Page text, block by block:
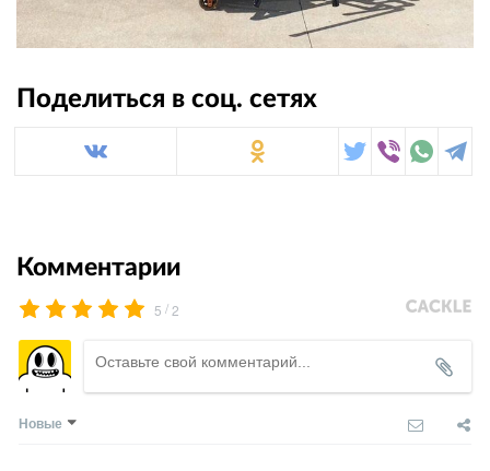
Поделиться в соц. сетях
Комментарии
5 /2
Новые